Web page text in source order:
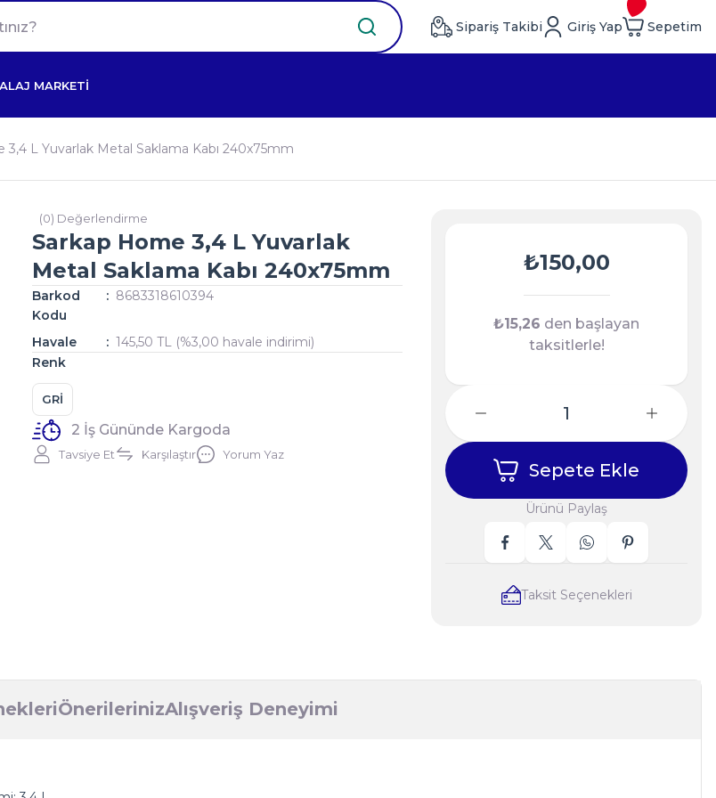
Sipariş Takibi Giriş Yap Sepetim
MARKETİ
3,4 L Yuvarlak Metal Saklama Kabı 240x75mm
(0) Değerlendirme
Sarkap Home 3,4 L Yuvarlak
Metal Saklama Kabı 240x75mm
Barkod
Kodu
8683318610394
Havale
145,50 TL (%3,00 havale indirimi)
Renk
GRİ
2 İş Gününde Kargoda
Tavsiye Et Karşılaştır Yorum Yaz
₺150,00
₺15,26 den başlayan
taksitlerle!
Sepete Ekle
Ürünü Paylaş
Taksit Seçenekleri
ÖnerilerinizAlışveriş Deneyimi